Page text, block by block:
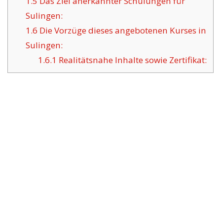
Sulingen:
1.6 Die Vorzüge dieses angebotenen Kurses in
Sulingen:
1.6.1 Realitätsnahe Inhalte sowie Zertifikat: